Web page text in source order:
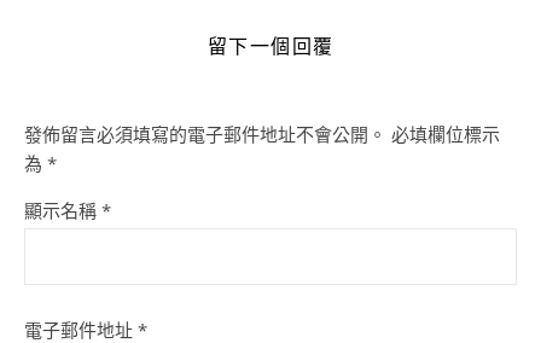
留下一個回覆
發佈留言必須填寫的電子郵件地址不會公開。 必填欄位標示
為 *
顯示名稱 *
電子郵件地址 *